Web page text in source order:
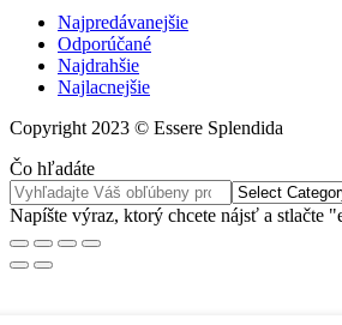
Najpredávanejšie
Odporúčané
Najdrahšie
Najlacnejšie
Copyright 2023 © Essere Splendida
Čo hľadáte
Napíšte výraz, ktorý chcete nájsť a stlačte